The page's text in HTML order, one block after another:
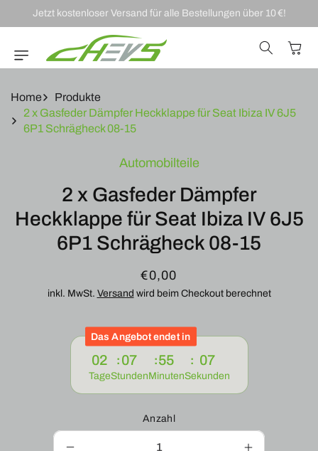
DIREKT ZUM
INHALT
Jetzt kostenloser Versand für alle Bestellungen über 10 €!
Home
Produkte
2 x Gasfeder Dämpfer Heckklappe für Seat Ibiza IV 6J5
6P1 Schrägheck 08-15
Automobilteile
2 x Gasfeder Dämpfer
Heckklappe für Seat Ibiza IV 6J5
6P1 Schrägheck 08-15
Normaler
Preis
€0,00
inkl. MwSt. Versand wird beim Checkout berechnet
Das Angebot endet in
02
Tage
07
Stunden
55
Minuten
06
Sekunden
Anzahl